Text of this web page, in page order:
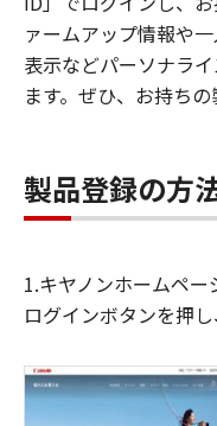
ァームアップ情報や
表示などパーソナラ
ます。ぜひ、お持ち
製品登録の方
1.キヤノンホームペ
ログインボタンを押